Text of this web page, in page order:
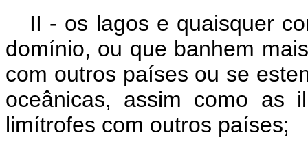
II - os lagos e quaisquer
domínio, ou que banhem
com outros países ou se
oceânicas, assim como as
limítrofes com outros países;